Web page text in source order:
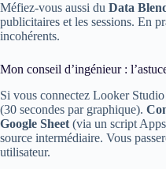
Méfiez-vous aussi du Data
publicitaires et les sessions. En
incohérents.
Mon conseil d’ingénieur :
Si vous connectez Looker
(30 secondes par graphique).
Google Sheet (via un script
source intermédiaire. Vous
utilisateur.